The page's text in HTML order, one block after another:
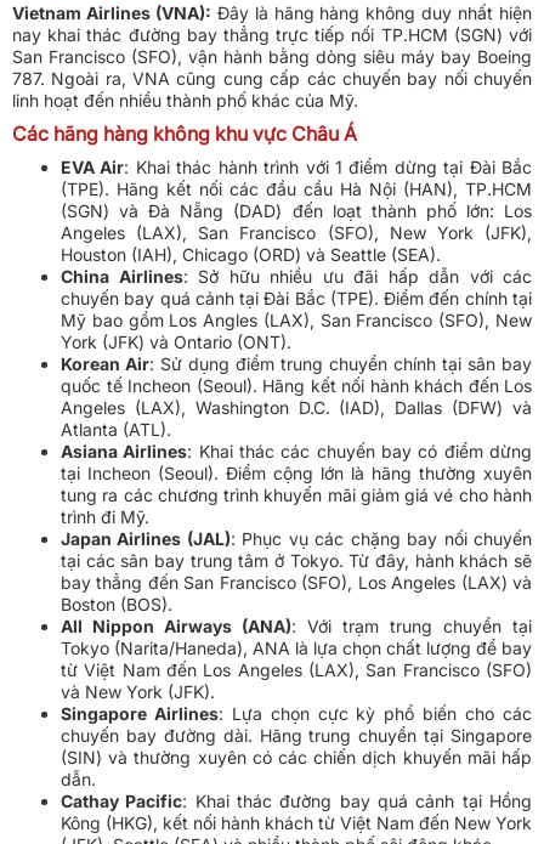
Vietnam Airlines (VNA): Đây là hãng hàng không duy nhất hiện
nay khai thác đường bay thẳng trực tiếp nối TP.HCM (SGN) với
San Francisco (SFO), vận hành bằng dòng siêu máy bay Boeing
787. Ngoài ra, VNA cũng cung cấp các chuyến bay nối chuyến
linh hoạt đến nhiều thành phố khác của Mỹ.
Các hãng hàng không khu vực Châu Á
EVA Air: Khai thác hành trình với 1 điểm dừng tại Đài Bắc
(TPE). Hãng kết nối các đầu cầu Hà Nội (HAN), TP.HCM
(SGN) và Đà Nẵng (DAD) đến loạt thành phố lớn: Los
Angeles (LAX), San Francisco (SFO), New York (JFK),
Houston (IAH), Chicago (ORD) và Seattle (SEA).
China Airlines: Sở hữu nhiều ưu đãi hấp dẫn với các
chuyến bay quá cảnh tại Đài Bắc (TPE). Điểm đến chính tại
Mỹ bao gồm Los Angles (LAX), San Francisco (SFO), New
York (JFK) và Ontario (ONT).
Korean Air: Sử dụng điểm trung chuyển chính tại sân bay
quốc tế Incheon (Seoul). Hãng kết nối hành khách đến Los
Angeles (LAX), Washington D.C. (IAD), Dallas (DFW) và
Atlanta (ATL).
Asiana Airlines: Khai thác các chuyến bay có điểm dừng
tại Incheon (Seoul). Điểm cộng lớn là hãng thường xuyên
tung ra các chương trình khuyến mãi giảm giá vé cho hành
trình đi Mỹ.
Japan Airlines (JAL): Phục vụ các chặng bay nối chuyến
tại các sân bay trung tâm ở Tokyo. Từ đây, hành khách sẽ
bay thẳng đến San Francisco (SFO), Los Angeles (LAX) và
Boston (BOS).
All Nippon Airways (ANA): Với trạm trung chuyển tại
Tokyo (Narita/Haneda), ANA là lựa chọn chất lượng để bay
từ Việt Nam đến Los Angeles (LAX), San Francisco (SFO)
và New York (JFK).
Singapore Airlines: Lựa chọn cực kỳ phổ biến cho các
chuyến bay đường dài. Hãng trung chuyển tại Singapore
(SIN) và thường xuyên có các chiến dịch khuyến mãi hấp
dẫn.
Cathay Pacific: Khai thác đường bay quá cảnh tại Hồng
Kông (HKG), kết nối hành khách từ Việt Nam đến New York